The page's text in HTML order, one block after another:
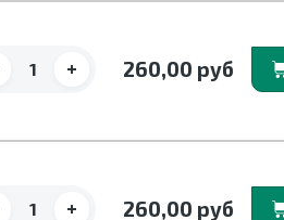
+ 260,00 рубВ корзину
+ 260,00 рубВ корзину